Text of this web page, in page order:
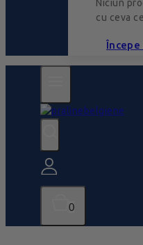
Niciun
cu ceva
Începe
0